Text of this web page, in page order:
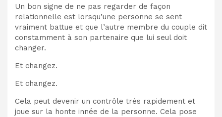
Un bon signe de ne pas regarder de façon
relationnelle est lorsqu’une personne se sent
vraiment battue et que l’autre membre du couple dit
constamment à son partenaire que lui seul doit
changer.
Et changez.
Et changez.
Cela peut devenir un contrôle très rapidement et
joue sur la honte innée de la personne. Cela pose